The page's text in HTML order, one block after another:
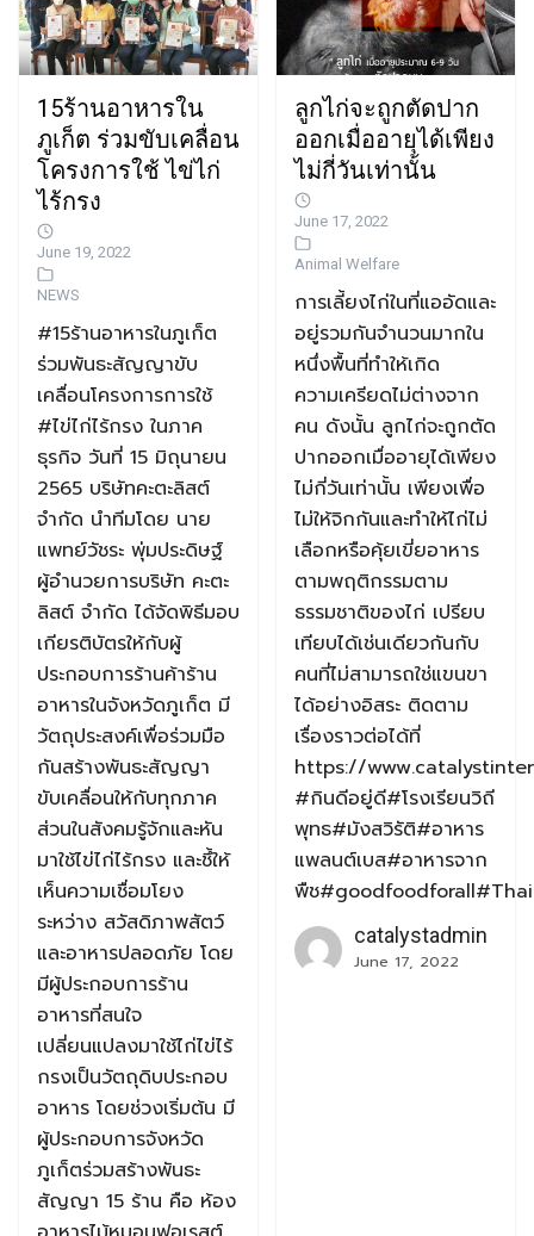
15ร้านอาหารใน
ภูเก็ต ร่วมขับเคลื่อน
โครงการใช้ ไข่ไก่
ไร้กรง
June 19, 2022
NEWS
#15ร้านอาหารในภูเก็ต
ร่วมพันธะสัญญาขับ
เคลื่อนโครงการการใช้
#ไข่ไก่ไร้กรง ในภาค
ธุรกิจ วันที่ 15 มิถุนายน
2565 บริษัทคะตะลิสต์
จำกัด นำทีมโดย นาย
แพทย์วัชระ พุ่มประดิษฐ์
ผู้อำนวยการบริษัท คะตะ
ลิสต์ จำกัด ได้จัดพิธีมอบ
เกียรติบัตรให้กับผู้
ประกอบการร้านค้าร้าน
อาหารในจังหวัดภูเก็ต มี
วัตถุประสงค์เพื่อร่วมมือ
กันสร้างพันธะสัญญา
ขับเคลื่อนให้กับทุกภาค
ส่วนในสังคมรู้จักและหัน
มาใช้ไข่ไก่ไร้กรง และชึ้ให้
เห็นความเชื่อมโยง
ระหว่าง สวัสดิภาพสัตว์
และอาหารปลอดภัย โดย
มีผู้ประกอบการร้าน
อาหารที่สนใจ
เปลี่ยนแปลงมาใช้ไก่ไข่ไร้
กรงเป็นวัตถุดิบประกอบ
อาหาร โดยช่วงเริ่มต้น มี
ผู้ประกอบการจังหวัด
ภูเก็ตร่วมสร้างพันธะ
สัญญา 15 ร้าน คือ ห้อง
ลูกไก่จะถูกตัดปาก
ออกเมื่ออายุได้เพียง
ไม่กี่วันเท่านั้น
June 17, 2022
Animal Welfare
การเลี้ยงไก่ในที่แออัดและ
อยู่รวมกันจำนวนมากใน
หนึ่งพื้นที่ทำให้เกิด
ความเครียดไม่ต่างจาก
คน ดังนั้น ลูกไก่จะถูกตัด
ปากออกเมื่ออายุได้เพียง
ไม่กี่วันเท่านั้น เพียงเพื่อ
ไม่ให้จิกกันและทำให้ไก่ไม่
เลือกหรือคุ้ยเขี่ยอาหาร
ตามพฤติกรรมตาม
ธรรมชาติของไก่ เปรียบ
เทียบได้เช่นเดียวกันกับ
คนที่ไม่สามารถใช่แขนขา
ได้อย่างอิสระ ติดตาม
เรื่องราวต่อได้ที่
https://
#กินดีอยู่ดี#โรงเรียนวิถี
พุทธ#มังสวิรัติ#อาหาร
แพลนต์เบส#อาหารจาก
พืช
catalystadmin
June 17, 2022